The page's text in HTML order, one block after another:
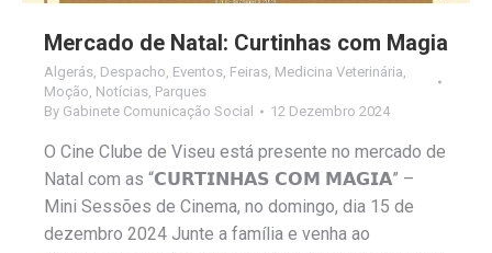
Mercado de Natal: Curtinhas com Magia
Algerás Despacho Eventos Feiras Medicina Veterinária
Moção Notícias Parques
By Gabinete Comunicação Social 12 Dezembro 2024
O Cine Clube de Viseu está presente no mercado de
Natal com as “𝗖𝗨𝗥𝗧𝗜𝗡𝗛𝗔𝗦 𝗖𝗢𝗠 𝗠𝗔𝗚𝗜𝗔” –
Mini Sessões de Cinema, no domingo, dia 15 de
dezembro 2024 Junte a família e venha ao